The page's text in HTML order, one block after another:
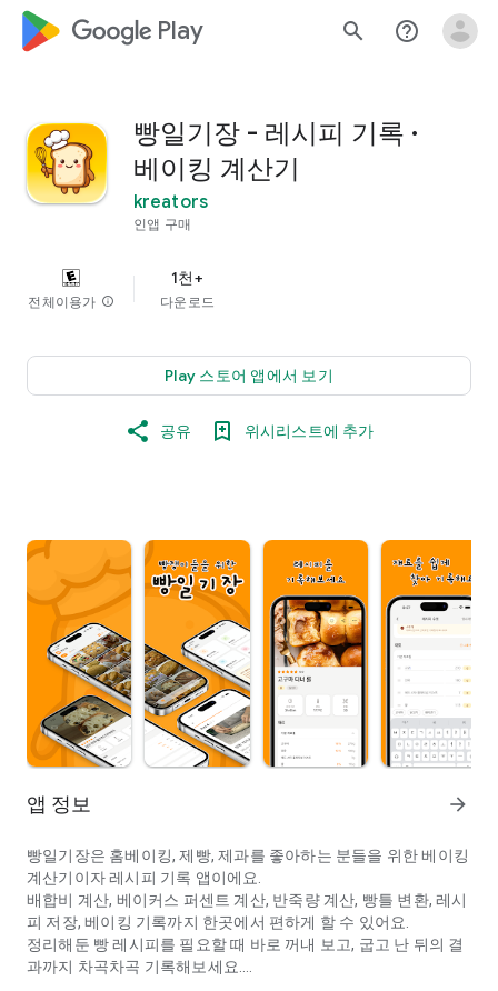
google_logo Play search help_outline
빵일기장 - 레시피 기록 ·
베이킹 계산기
kreators
인앱 구매
전체이용가 info
1천+
다운로드
Play 스토어 앱에서 보기
공유 위시리스트에 추가
앱 정보 arrow_forward
빵일기장은 홈베이킹, 제빵, 제과를 좋아하는 분들을 위한 베이킹
계산기이자 레시피 기록 앱이에요.
배합비 계산, 베이커스 퍼센트 계산, 반죽량 계산, 빵틀 변환, 레시
피 저장, 베이킹 기록까지 한곳에서 편하게 할 수 있어요.
정리해둔 빵 레시피를 필요할 때 바로 꺼내 보고, 굽고 난 뒤의 결
과까지 차곡차곡 기록해보세요.